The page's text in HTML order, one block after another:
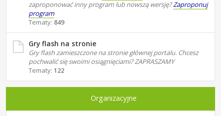
zaproponować inny program lub nowszą wersję?Zaproponuj
program
Tematy: 849
Gry flash na stronie
Gry flash zamieszczone na stronie głównej portalu. Chcesz
pochwalić się swoimi osiągnięciami? ZAPRASZAMY
Tematy: 122
Organizacyjne